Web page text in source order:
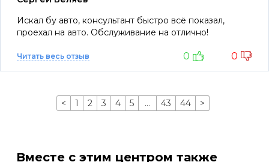
Искал бу авто, консультант быстро всё показал,
проехал на авто. Обслуживание на отлично!
Читать весь отзыв 0 0
< 1 2 3 4 5 … 43 44 >
Вместе с этим центром также